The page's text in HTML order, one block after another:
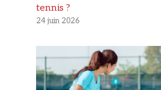
tennis ?
24 juin 2026